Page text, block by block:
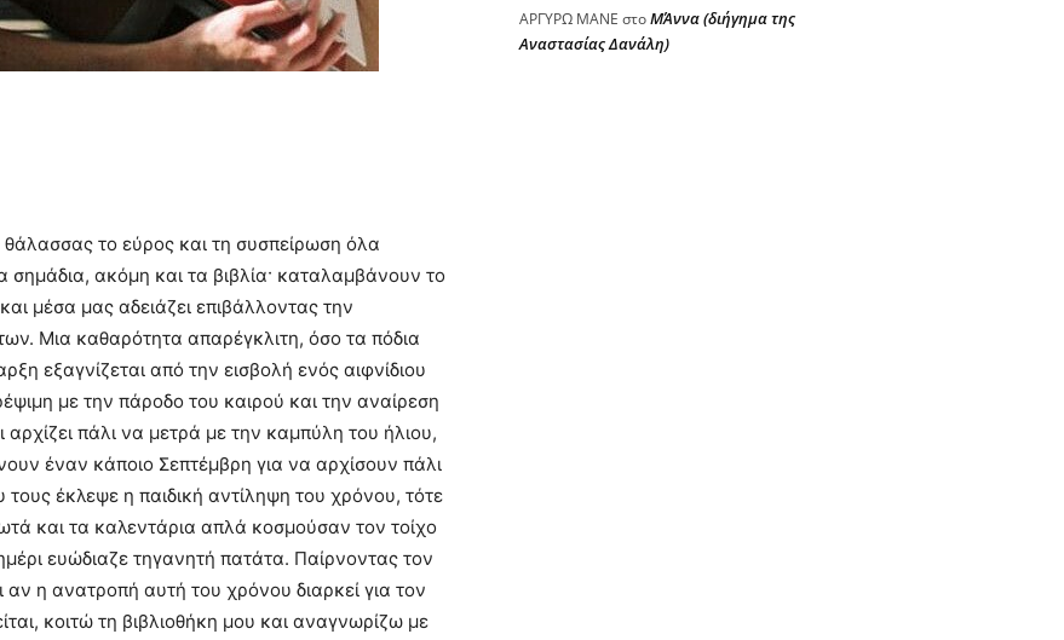
ΤΙΣ
ΤΕΧΝΕΣ
το εύρος και τη συσπείρωση όλα
σημάδια, ακόμη και τα βιβλία· καταλαμβάνουν το
μέσα μας αδειάζει επιβάλλοντας την
Μια καθαρότητα απαρέγκλιτη, όσο τα πόδια
εξαγνίζεται από την εισβολή ενός αιφνίδιου
με την πάροδο του καιρού και την αναίρεση
πάλι να μετρά με την καμπύλη του ήλιου,
έναν κάποιο Σεπτέμβρη για να αρχίσουν πάλι
έκλεψε η παιδική αντίληψη του χρόνου, τότε
και τα καλεντάρια απλά κοσμούσαν τον τοίχο
ευώδιαζε τηγανητή πατάτα. Παίρνοντας τον
η ανατροπή αυτή του χρόνου διαρκεί για τον
κοιτώ τη βιβλιοθήκη μου και αναγνωρίζω με
ΑΡΓΥΡΩ ΜΑΝΕ στοΜΆννα (διήγημα της
Αναστασίας Δανάλη)